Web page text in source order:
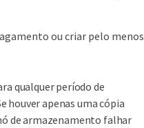
ou criar pelo menos
qualquer período de
houver apenas uma cópia
de armazenamento falhar